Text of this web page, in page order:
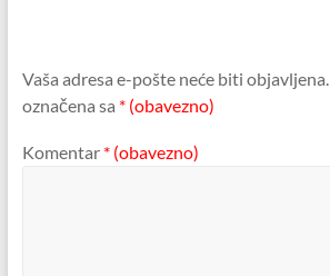
Vaša adresa e-pošte neće biti objavljena.
označena sa * (obavezno)
Komentar * (obavezno)